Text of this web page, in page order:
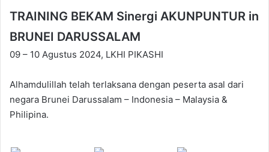
TRAINING BEKAM Sinergi AKUNPUNTUR in
BRUNEI DARUSSALAM
09 – 10 Agustus 2024, LKHI PIKASHI
Alhamdulillah telah terlaksana dengan peserta asal dari
negara Brunei Darussalam – Indonesia – Malaysia &
Philipina.